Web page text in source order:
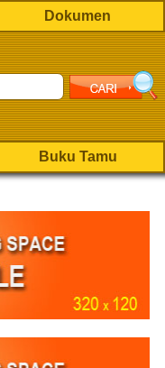
Dokumen
Buku Tamu